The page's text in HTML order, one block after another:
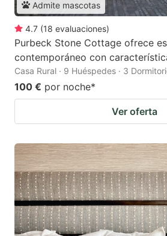
Admite mascotas
4.7 (18 evaluaciones)
Purbeck Stone Cottage ofrece
contemporáneo con
Casa Rural · 9 Huéspedes · 3
100 € por noche*
Ver oferta